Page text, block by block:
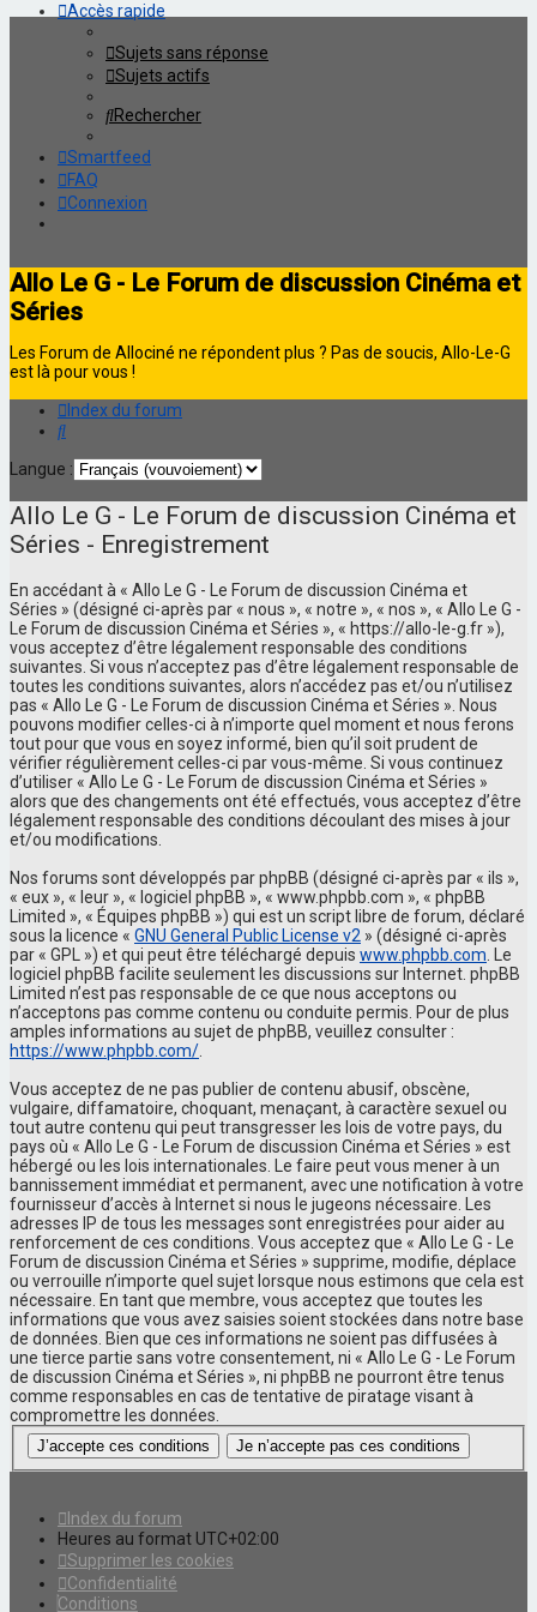
Accès rapide
Sujets sans réponse
Sujets actifs
Rechercher
Smartfeed
FAQ
Connexion
Allo Le G - Le Forum de discussion Cinéma et
Séries
Les Forum de Allociné ne répondent plus ? Pas de soucis, Allo-Le-G
est là pour vous !
Index du forum
Rechercher
Langue :
Allo Le G - Le Forum de discussion Cinéma et
Séries - Enregistrement
En accédant à « Allo Le G - Le Forum de discussion Cinéma et
Séries » (désigné ci-après par « nous », « notre », « nos », « Allo Le G -
Le Forum de discussion Cinéma et Séries », « https://allo-le-g.fr »),
vous acceptez d’être légalement responsable des conditions
suivantes. Si vous n’acceptez pas d’être légalement responsable de
toutes les conditions suivantes, alors n’accédez pas et/ou n’utilisez
pas « Allo Le G - Le Forum de discussion Cinéma et Séries ». Nous
pouvons modifier celles-ci à n’importe quel moment et nous ferons
tout pour que vous en soyez informé, bien qu’il soit prudent de
vérifier régulièrement celles-ci par vous-même. Si vous continuez
d’utiliser « Allo Le G - Le Forum de discussion Cinéma et Séries »
alors que des changements ont été effectués, vous acceptez d’être
légalement responsable des conditions découlant des mises à jour
et/ou modifications.
Nos forums sont développés par phpBB (désigné ci-après par « ils »,
« eux », « leur », « logiciel phpBB », « www.phpbb.com », « phpBB
Limited », « Équipes phpBB ») qui est un script libre de forum, déclaré
sous la licence « GNU General Public License v2 » (désigné ci-après
par « GPL ») et qui peut être téléchargé depuis www.phpbb.com . Le
logiciel phpBB facilite seulement les discussions sur Internet. phpBB
Limited n’est pas responsable de ce que nous acceptons ou
n’acceptons pas comme contenu ou conduite permis. Pour de plus
amples informations au sujet de phpBB, veuillez consulter :
https://www.phpbb.com/
Vous acceptez de ne pas publier de contenu abusif, obscène,
vulgaire, diffamatoire, choquant, menaçant, à caractère sexuel ou
tout autre contenu qui peut transgresser les lois de votre pays, du
pays où « Allo Le G - Le Forum de discussion Cinéma et Séries » est
hébergé ou les lois internationales. Le faire peut vous mener à un
bannissement immédiat et permanent, avec une notification à votre
fournisseur d’accès à Internet si nous le jugeons nécessaire. Les
adresses IP de tous les messages sont enregistrées pour aider au
renforcement de ces conditions. Vous acceptez que « Allo Le G - Le
Forum de discussion Cinéma et Séries » supprime, modifie, déplace
ou verrouille n’importe quel sujet lorsque nous estimons que cela est
nécessaire. En tant que membre, vous acceptez que toutes les
informations que vous avez saisies soient stockées dans notre base
de données. Bien que ces informations ne soient pas diffusées à
une tierce partie sans votre consentement, ni « Allo Le G - Le Forum
de discussion Cinéma et Séries », ni phpBB ne pourront être tenus
comme responsables en cas de tentative de piratage visant à
compromettre les données.
Index du forum
Heures au format UTC+02:00
Supprimer les cookies
Confidentialité
Conditions